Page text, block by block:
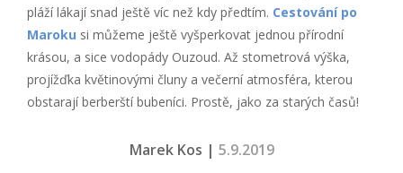
pláží lákají snad ještě víc než kdy předtím. Cestování po
Maroku si můžeme ještě vyšperkovat jednou přírodní
krásou, a sice vodopády Ouzoud. Až stometrová výška,
projížďka květinovými čluny a večerní atmosféra, kterou
obstarají berberští bubeníci. Prostě, jako za starých časů!
Marek Kos | 5.9.2019